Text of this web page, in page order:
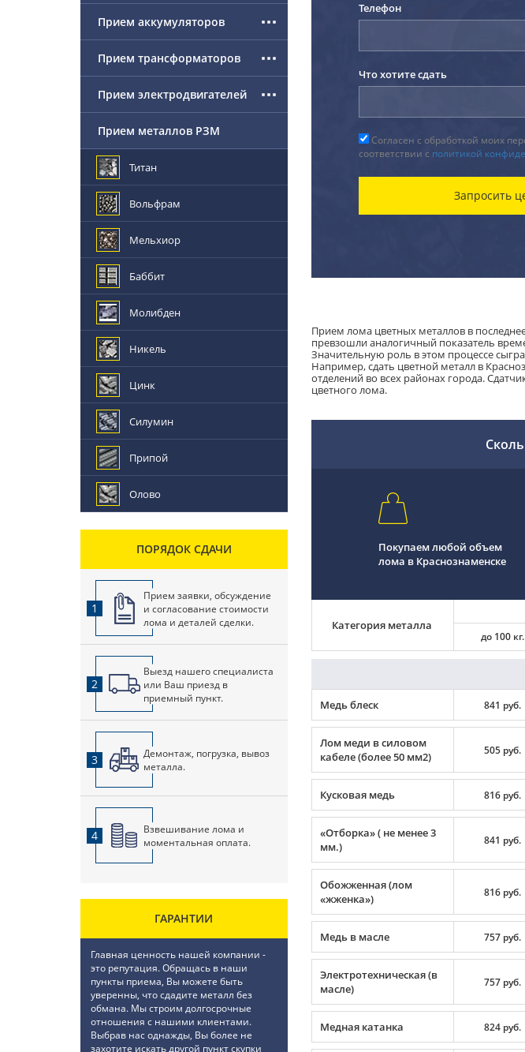
Телефон
Что хотите сдать
Согласен с обработкой моих
соответствии с политикой
Прием лома цветных металлов в
превзошли аналогичный показатель
Значительную роль в этом процессе
Например, сдать цветной металл в
отделений во всех районах города.
цветного лома.
Покупаем любой объем
лома в Краснознаменске
Категория металла
до 100 кг.
Медь блеск 841 руб.
Лом меди в силовом
кабеле (более 50 мм2)
505 руб.
Кусковая медь 816 руб.
«Отборка» ( не менее 3
мм.)
841 руб.
Обожженная (лом
«жженка»)
816 руб.
Медь в масле 757 руб.
Электротехническая (в
масле)
757 руб.
Медная катанка 824 руб.
Прием аккумуляторов
Прием трансформаторов
Прием электродвигателей
Прием металлов РЗМ
Титан
Вольфрам
Мельхиор
Баббит
Молибден
Никель
Цинк
Силумин
Припой
Олово
ПОРЯДОК СДАЧИ
1
Прием заявки, обсуждение
и согласование стоимости
лома и деталей сделки.
2
Выезд нашего специалиста
или Ваш приезд в
приемный пункт.
3
Демонтаж, погрузка, вывоз
металла.
4
Взвешивание лома и
моментальная оплата.
ГАРАНТИИ
Главная ценность нашей компании -
это репутация. Обращась в наши
пункты приема, Вы можете быть
уверенны, что сдадите металл без
обмана. Мы строим долгосрочные
отношения с нашими клиентами.
Выбрав нас однажды, Вы более не
захотите искать другой пункт скупки